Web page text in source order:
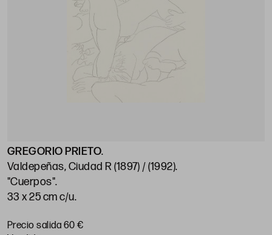
GREGORIO PRIETO.
Valdepeñas, Ciudad R (1897) / (1992).
"Cuerpos".
33 x 25 cm c/u.
Precio salida 60 €